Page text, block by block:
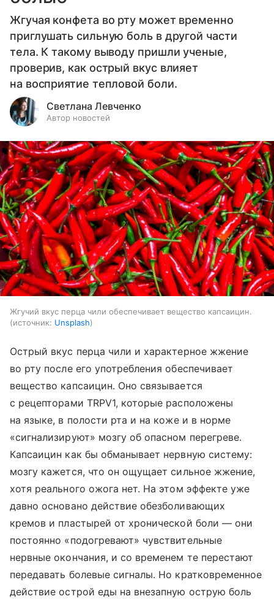
Жгучая конфета во рту может временно
приглушать сильную боль в другой части
тела. К такому выводу пришли ученые,
проверив, как острый вкус влияет
на восприятие тепловой боли.
Светлана Левченко
Автор новостей
Жгучий вкус перца чили обеспечивает вещество капсаицин.
источник: Unsplash
Острый вкус перца чили и характерное жжение
во рту после его употребления обеспечивает
вещество капсаицин. Оно связывается
с рецепторами TRPV1, которые расположены
на языке, в полости рта и на коже и в норме
«сигнализируют» мозгу об опасном перегреве.
Капсаицин как бы обманывает нервную систему:
мозгу кажется, что он ощущает сильное жжение,
хотя реального ожога нет. На этом эффекте уже
давно основано действие обезболивающих
кремов и пластырей от хронической боли — они
постоянно «подогревают» чувствительные
нервные окончания, и со временем те перестают
передавать болевые сигналы. Но кратковременное
действие острой еды на внезапную острую боль